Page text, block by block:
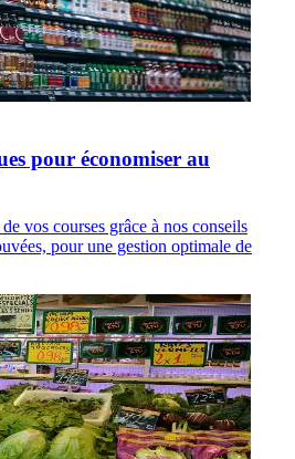
pour économiser au
vos courses grâce à nos conseils
pour une gestion optimale de